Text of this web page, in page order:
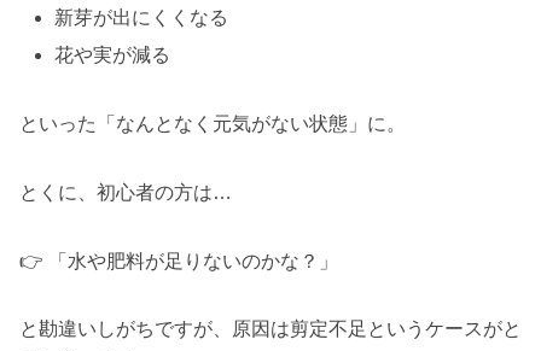
新芽が出にくくなる
花や実が減る
といった「なんとなく元気がない状態」に。
とくに、初心者の方は…
👉 「水や肥料が足りないのかな？」
と勘違いしがちですが、原因は剪定不足というケースがと